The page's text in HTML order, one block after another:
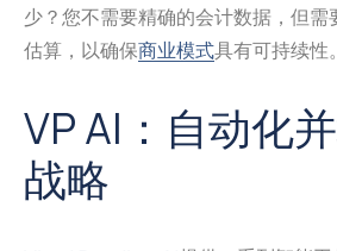
少？您不需要精确的会计数据，但需
估算，以确保商业模式具有可持续性。
VP AI：自动化
战略